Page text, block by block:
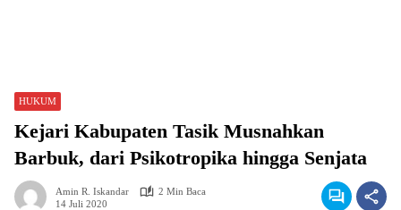
HUKUM
Kejari Kabupaten Tasik Musnahkan
Barbuk, dari Psikotropika hingga Senjata
Amin R. Iskandar
2 Min Baca
14 Juli 2020